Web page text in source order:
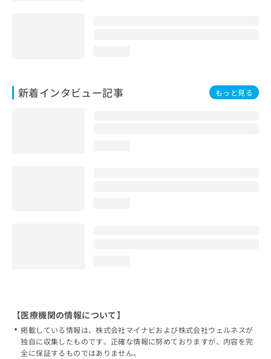
新着インタビュー記事 もっと見る
【医療機関の情報について】
掲載している情報は、株式会社マイナビおよび株式会社ウェルネスが
独自に収集したものです。正確な情報に努めておりますが、内容を完
全に保証するものではありません。